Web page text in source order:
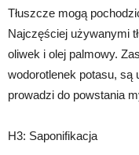
Tłuszcze mogą
Najczęściej używanymi
oliwek i olej palmowy.
wodorotlenek potasu, są
prowadzi do powstania
H3: Saponifikacja